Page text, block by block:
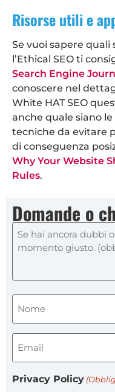
Risorse utili e
Se vuoi sapere
l’Ethical SEO ti
Search Engine
conoscere nel
White HAT SEO
anche quale siano
tecniche da evitare
di conseguenza
Why Your Website
Rules.
Domande o
Nome
(obbligatorio)
Email
(obbligatorio)
Privacy Policy